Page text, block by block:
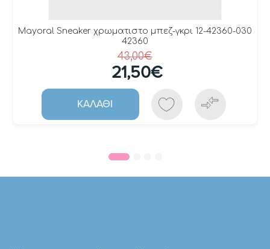
Mayoral Sneaker χρωματιστο μπεζ-γκρι 12-42360-030
42360
43,00€
21,50€
ΚΑΛΆΘΙ